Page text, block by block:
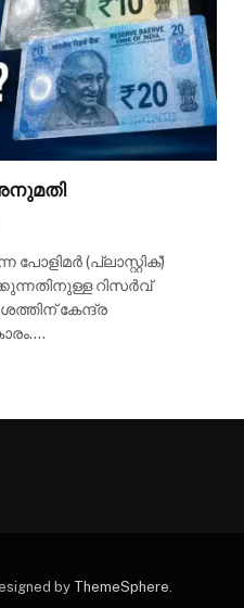
(പ്ലാസ്റ്റിക്)
റിസർവ്
കേന്ദ്ര
by ThemeSphere